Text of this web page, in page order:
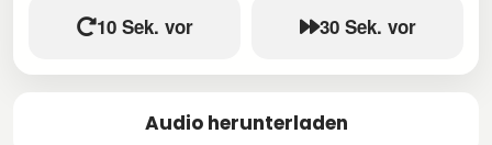
10 Sek. vor 30 Sek. vor
Audio herunterladen